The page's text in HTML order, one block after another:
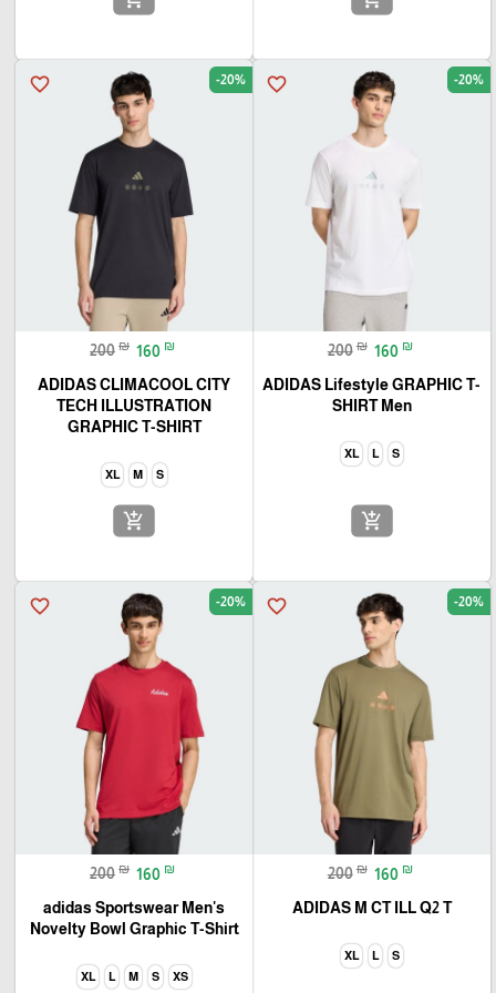
favorite_border -20%
200 ₪ 160 ₪
ADIDAS Lifestyle GRAPHIC T-
SHIRT Men
S
L
XL
add_shopping_cart
favorite_border -20%
200 ₪ 160 ₪
ADIDAS CLIMACOOL CITY
TECH ILLUSTRATION
GRAPHIC T-SHIRT
S
M
XL
add_shopping_cart
favorite_border -20%
200 ₪ 160 ₪
ADIDAS M CT ILL Q2 T
S
L
XL
favorite_border -20%
200 ₪ 160 ₪
adidas Sportswear Men's
Novelty Bowl Graphic T-Shirt
XS
S
M
L
XL